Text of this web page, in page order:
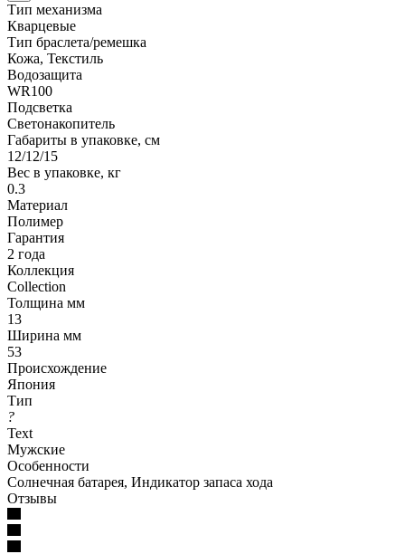
Тип механизма
Кварцевые
Тип браслета/ремешка
Кожа, Текстиль
Водозащита
WR100
Подсветка
Светонакопитель
Габариты в упаковке, см
12/12/15
Вес в упаковке, кг
0.3
Материал
Полимер
Гарантия
2 года
Коллекция
Collection
Толщина мм
13
Ширина мм
53
Происхождение
Япония
Тип
?
Text
Мужские
Особенности
Солнечная батарея, Индикатор запаса хода
Отзывы